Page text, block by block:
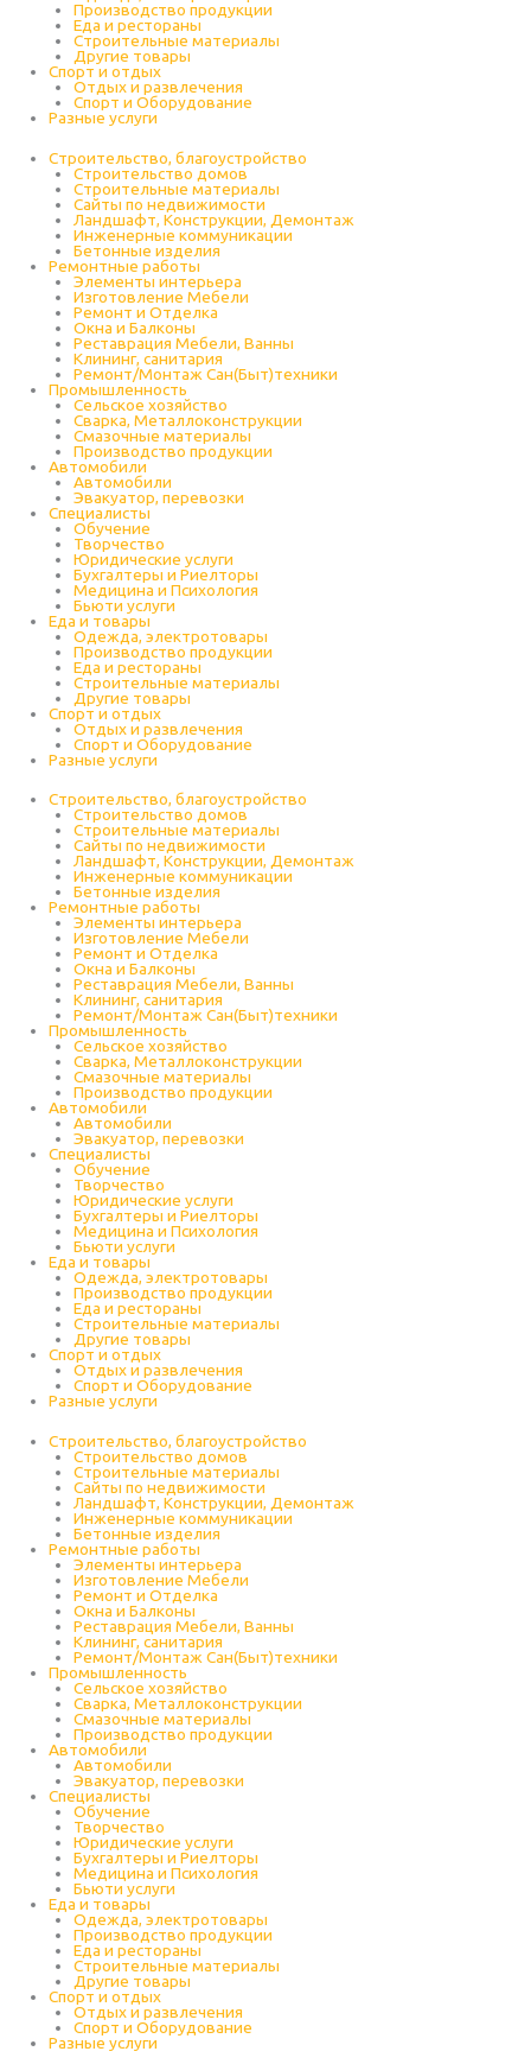
Производство продукции
Еда и рестораны
Строительные материалы
Другие товары
Спорт и отдых
Отдых и развлечения
Спорт и Оборудование
Разные услуги
Строительство, благоустройство
Строительство домов
Строительные материалы
Сайты по недвижимости
Ландшафт, Конструкции, Демонтаж
Инженерные коммуникации
Бетонные изделия
Ремонтные работы
Элементы интерьера
Изготовление Мебели
Ремонт и Отделка
Окна и Балконы
Реставрация Мебели, Ванны
Клининг, санитария
Ремонт/Монтаж Сан(Быт)техники
Промышленность
Cельское хозяйство
Сварка, Металлоконструкции
Cмазочные материалы
Производство продукции
Автомобили
Автомобили
Эвакуатор, перевозки
Специалисты
Обучение
Творчество
Юридические услуги
Бухгалтеры и Риелторы
Медицина и Психология
Бьюти услуги
Еда и товары
Одежда, электротовары
Производство продукции
Еда и рестораны
Строительные материалы
Другие товары
Спорт и отдых
Отдых и развлечения
Спорт и Оборудование
Разные услуги
Строительство, благоустройство
Строительство домов
Строительные материалы
Сайты по недвижимости
Ландшафт, Конструкции, Демонтаж
Инженерные коммуникации
Бетонные изделия
Ремонтные работы
Элементы интерьера
Изготовление Мебели
Ремонт и Отделка
Окна и Балконы
Реставрация Мебели, Ванны
Клининг, санитария
Ремонт/Монтаж Сан(Быт)техники
Промышленность
Cельское хозяйство
Сварка, Металлоконструкции
Cмазочные материалы
Производство продукции
Автомобили
Автомобили
Эвакуатор, перевозки
Специалисты
Обучение
Творчество
Юридические услуги
Бухгалтеры и Риелторы
Медицина и Психология
Бьюти услуги
Еда и товары
Одежда, электротовары
Производство продукции
Еда и рестораны
Строительные материалы
Другие товары
Спорт и отдых
Отдых и развлечения
Спорт и Оборудование
Разные услуги
Строительство, благоустройство
Строительство домов
Строительные материалы
Сайты по недвижимости
Ландшафт, Конструкции, Демонтаж
Инженерные коммуникации
Бетонные изделия
Ремонтные работы
Элементы интерьера
Изготовление Мебели
Ремонт и Отделка
Окна и Балконы
Реставрация Мебели, Ванны
Клининг, санитария
Ремонт/Монтаж Сан(Быт)техники
Промышленность
Cельское хозяйство
Сварка, Металлоконструкции
Cмазочные материалы
Производство продукции
Автомобили
Автомобили
Эвакуатор, перевозки
Специалисты
Обучение
Творчество
Юридические услуги
Бухгалтеры и Риелторы
Медицина и Психология
Бьюти услуги
Еда и товары
Одежда, электротовары
Производство продукции
Еда и рестораны
Строительные материалы
Другие товары
Спорт и отдых
Отдых и развлечения
Спорт и Оборудование
Разные услуги